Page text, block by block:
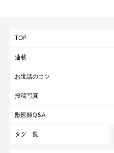
TOP
連載
お世話のコツ
投稿写真
獣医師Q&A
タグ一覧